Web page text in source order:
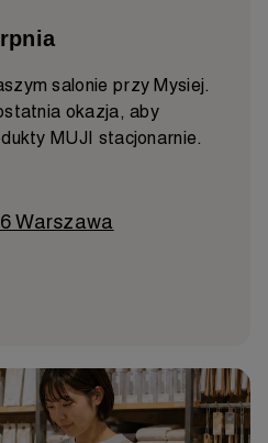
salonie przy Mysiej.
okazja, aby
MUJI stacjonarnie.
Warszawa